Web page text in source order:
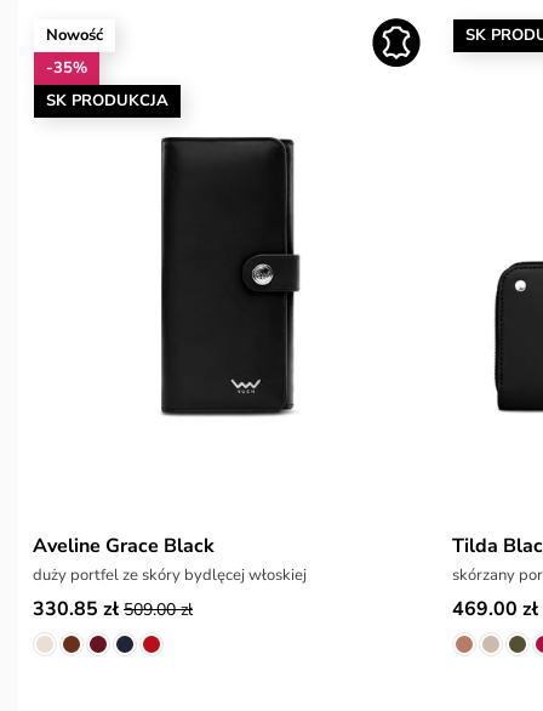
Nowość
-35%
SK PRODUKCJA
Aveline Grace Black
duży portfel ze skóry bydlęcej włoskiej
330.85 zł 509.00 zł
SK
Tilda
skórzany
469.00 zł